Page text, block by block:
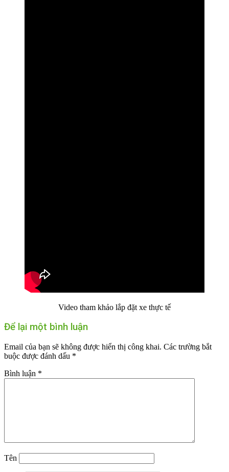
Video tham khảo lắp đặt xe thực tế
Để lại một bình luận
Email của bạn sẽ không được hiển thị công khai. Các trường bắt
buộc được đánh dấu *
Bình luận *
Tên